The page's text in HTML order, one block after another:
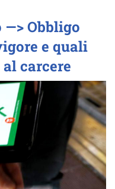
—> Obbligo
e quali
carcere